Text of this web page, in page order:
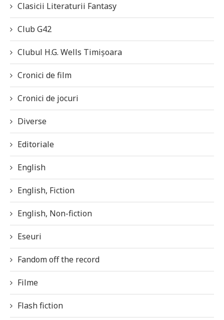
Clasicii Literaturii Fantasy
Club G42
Clubul H.G. Wells Timișoara
Cronici de film
Cronici de jocuri
Diverse
Editoriale
English
English, Fiction
English, Non-fiction
Eseuri
Fandom off the record
Filme
Flash fiction